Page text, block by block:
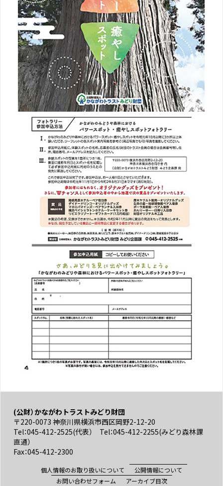
(公財）かながわトラストみどり財団
〒220-0073 神奈川県横浜市西区岡野2-12-20
Tel：045-412-2525(代表） Tel：045-412-2255(みどり森林課
直通）
Fax：045-412-2300
個人情報のお取り扱いについて
公開情報について
お問い合わせフォーム
アーカイブ目次